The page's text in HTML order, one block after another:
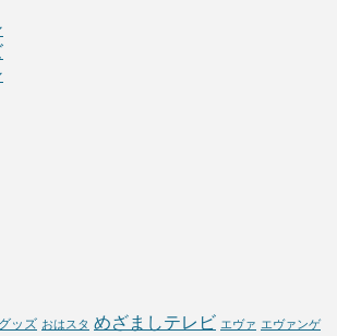
ッズ おはスタ めざましテレビ エヴァ エヴァンゲ